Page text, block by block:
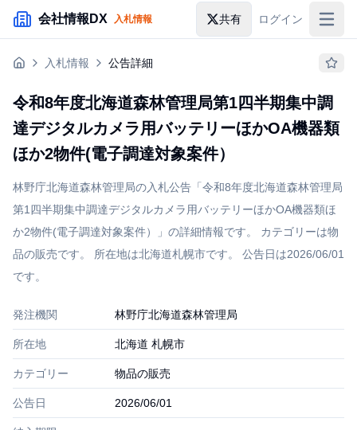
メインコンテンツにスキップ
会社情報DX 入札情報 共有 ログイン
入札情報
助成金・補助金
企業検索
入札情報 公告詳細
令和8年度北海道森林管理局第1四半期集中調
達デジタルカメラ用バッテリーほかOA機器類
ほか2物件(電子調達対象案件）
林野庁北海道森林管理局の入札公告「令和8年度北海道森林管理局
第1四半期集中調達デジタルカメラ用バッテリーほかOA機器類ほ
か2物件(電子調達対象案件）」の詳細情報です。 カテゴリーは物
品の販売です。 所在地は北海道札幌市です。 公告日は2026/06/01
です。
発注機関 林野庁北海道森林管理局
所在地 北海道 札幌市
カテゴリー 物品の販売
公告日 2026/06/01